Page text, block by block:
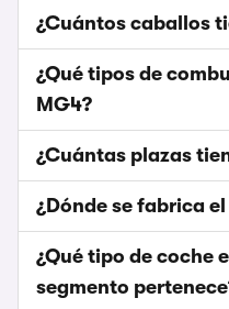
¿Cuántos caballos
¿Qué tipos de
MG4?
¿Cuántas plazas
¿Dónde se fabrica
¿Qué tipo de coche
segmento